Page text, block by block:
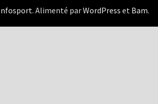
. Alimenté parWordPress et Bam.